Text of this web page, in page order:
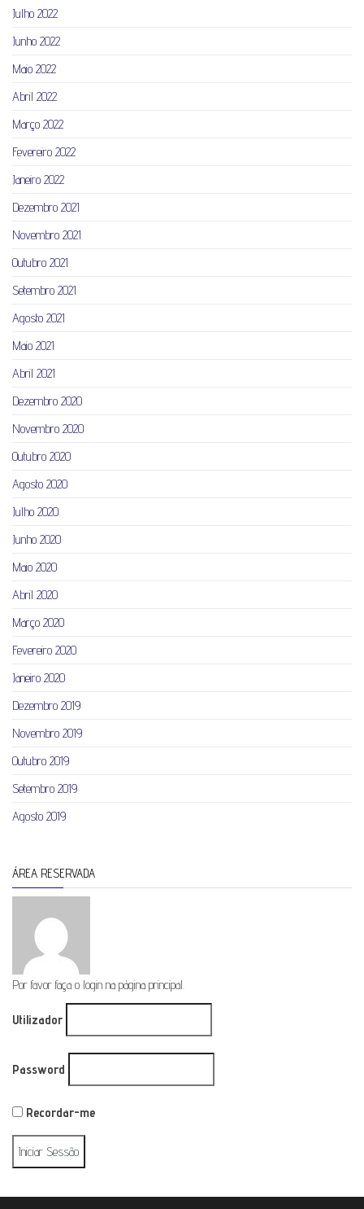
Julho 2022
Junho 2022
Maio 2022
Abril 2022
Março 2022
Fevereiro 2022
Janeiro 2022
Dezembro 2021
Novembro 2021
Outubro 2021
Setembro 2021
Agosto 2021
Maio 2021
Abril 2021
Dezembro 2020
Novembro 2020
Outubro 2020
Agosto 2020
Julho 2020
Junho 2020
Maio 2020
Abril 2020
Março 2020
Fevereiro 2020
Janeiro 2020
Dezembro 2019
Novembro 2019
Outubro 2019
Setembro 2019
Agosto 2019
ÁREA RESERVADA
Por favor faça o login na página principal.
Utilizador
Password
Recordar-me